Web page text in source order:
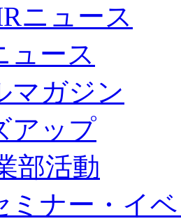
ニュース
ュース
マガジン
アップ
部活動
ミナー・イ